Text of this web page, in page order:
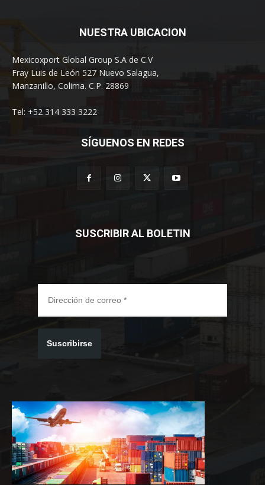
NUESTRA UBICACION
Mexicoxport Global Group S.A de C.V
Fray Luis de León 527 Nuevo Salagua,
Manzanillo, Colima. C.P. 28869
Tel: +52 314 333 3222
SÍGUENOS EN REDES
SUSCRIBIR AL BOLETIN
Suscribirse